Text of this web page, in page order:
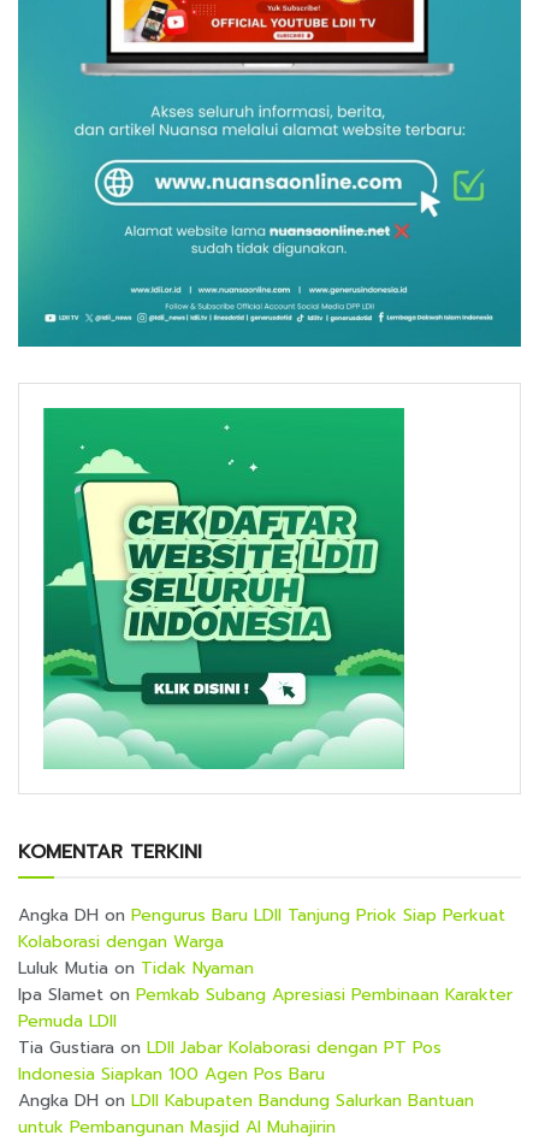
KOMENTAR TERKINI
Angka DH on Pengurus Baru LDII Tanjung Priok Siap Perkuat
Kolaborasi dengan Warga
Luluk Mutia on Tidak Nyaman
Ipa Slamet on Pemkab Subang Apresiasi Pembinaan Karakter
Pemuda LDII
Tia Gustiara on LDII Jabar Kolaborasi dengan PT Pos
Indonesia Siapkan 100 Agen Pos Baru
Angka DH on LDII Kabupaten Bandung Salurkan Bantuan
untuk Pembangunan Masjid Al Muhajirin